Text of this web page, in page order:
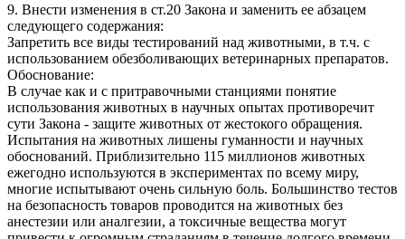
9. Внести изменения в ст.20 Закона и заменить ее абзацем
следующего содержания:
Запретить все виды тестирований над животными, в т.ч. с
использованием обезболивающих ветеринарных препаратов.
Обоснование:
В случае как и с притравочными станциями понятие
использования животных в научных опытах противоречит
сути Закона - защите животных от жестокого обращения.
Испытания на животных лишены гуманности и научных
обоснований. Приблизительно 115 миллионов животных
ежегодно используются в экспериментах по всему миру,
многие испытывают очень сильную боль. Большинство тестов
на безопасность товаров проводится на животных без
анестезии или аналгезии, а токсичные вещества могут